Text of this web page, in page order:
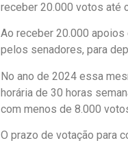
receber 20.000 votos até
Ao receber 20.000
pelos senadores, para
No ano de 2024 essa
horária de 30 horas
com menos de 8.000
O prazo de votação para